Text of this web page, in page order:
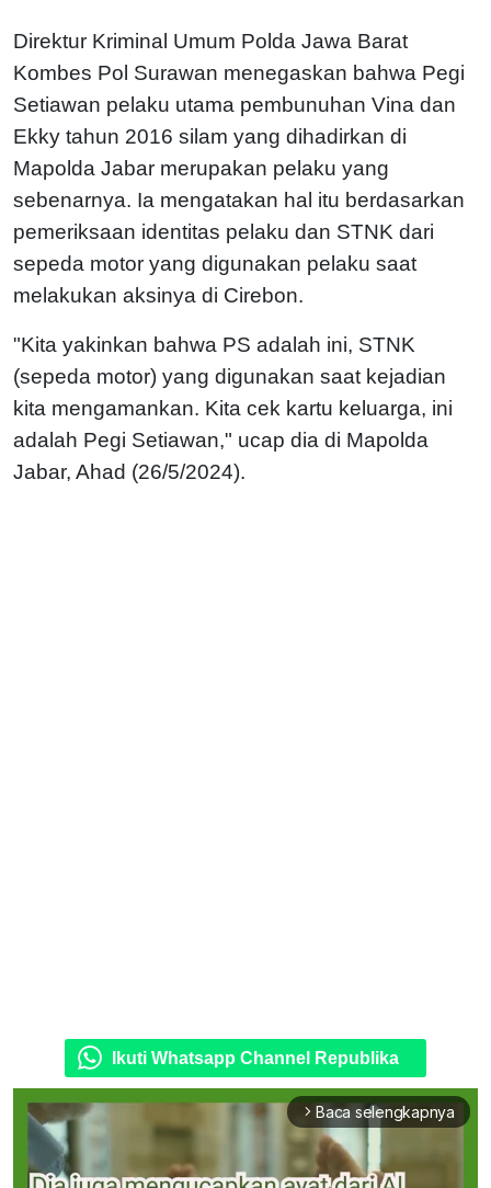
Direktur Kriminal Umum Polda Jawa Barat
Kombes Pol Surawan menegaskan bahwa Pegi
Setiawan pelaku utama pembunuhan Vina dan
Ekky tahun 2016 silam yang dihadirkan di
Mapolda Jabar merupakan pelaku yang
sebenarnya. Ia mengatakan hal itu berdasarkan
pemeriksaan identitas pelaku dan STNK dari
sepeda motor yang digunakan pelaku saat
melakukan aksinya di Cirebon.
"Kita yakinkan bahwa PS adalah ini, STNK
(sepeda motor) yang digunakan saat kejadian
kita mengamankan. Kita cek kartu keluarga, ini
adalah Pegi Setiawan," ucap dia di Mapolda
Jabar, Ahad (26/5/2024).
Ikuti Whatsapp Channel Republika
arrow_forward_ios Baca selengkapnya